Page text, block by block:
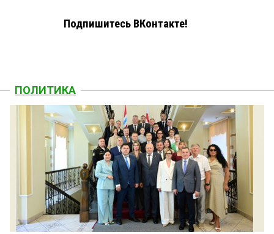
строительства обхода мы видим, что нагрузка на
Дружбан Каракоза 12 мая 2021 в 22:40:
То были «консервы» те что информационные
встреча была еще в апреле но группировки
боролись за Буркова и все решили пока оставить
его до осени. К тому же новому губернатору нет
смысла выходить сейчас а лучше спокойно
провести замену в октябре. Опять же все шишки
за косяки на выборах получит лично Бурков. А
вот попкорном действительно запасаемся ведь
всё только начинается.
Подпишитесь ВКонтакте!
ПОЛИТИКА